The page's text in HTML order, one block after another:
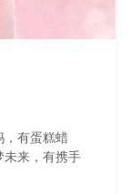
，有蛋糕蜡
未来，有携手